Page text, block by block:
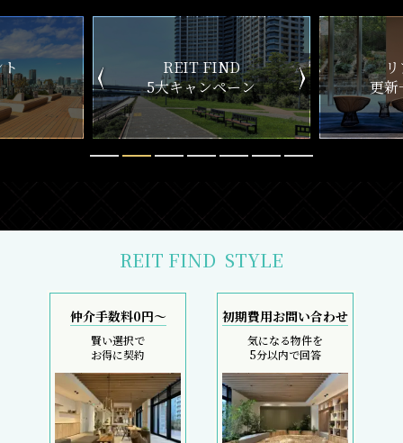
ン
リアルタイム
更新一覧チェック
新
REIT FIND STYLE
仲介手数料0円～
賢い選択で
お得に契約
初期費用お問い合わせ
気になる物件を
5分以内で回答